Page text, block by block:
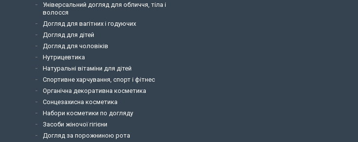
Універсальний догляд для обличчя, тіла і
волосся
Догляд для вагітних і годуючих
Догляд для дітей
Догляд для чоловіків
Нутрицевтика
Натуральні вітаміни для дітей
Спортивне харчування, спорт і фітнес
Органічна декоративна косметика
Сонцезахисна косметика
Набори косметики по догляду
Засоби жіночої гігієни
Догляд за порожниною рота